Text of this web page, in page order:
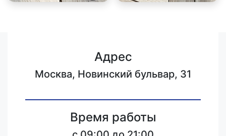
Адрес
Москва, Новинский бульвар, 31
Время работы